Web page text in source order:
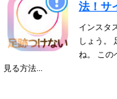
法！サ
インスタ
しょう。
ね。 この
見る方法...